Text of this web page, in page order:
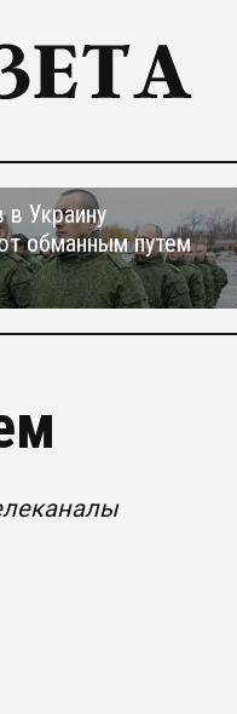
в Украину
обманным путем